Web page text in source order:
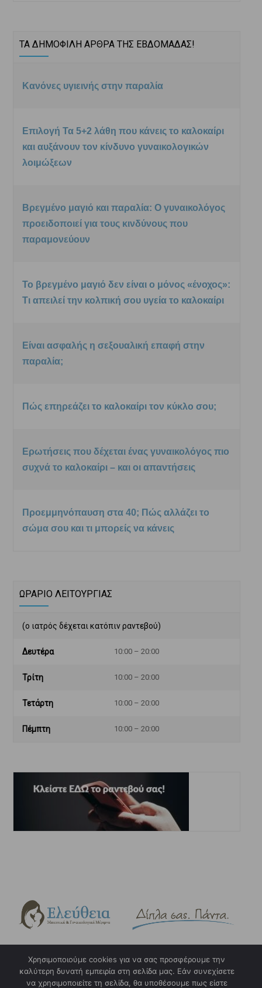
ΤΑ ΔΗΜΟΦΙΛΗ ΑΡΘΡΑ ΤΗΣ ΕΒΔΟΜΑΔΑΣ!
Κανόνες υγιεινής στην παραλία
Επιλογή Τα 5+2 λάθη που κάνεις το καλοκαίρι
και αυξάνουν τον κίνδυνο γυναικολογικών
λοιμώξεων
Βρεγμένο μαγιό και παραλία: Ο γυναικολόγος
προειδοποιεί για τους κινδύνους που
παραμονεύουν
Το βρεγμένο μαγιό δεν είναι ο μόνος «ένοχος»:
Τι απειλεί την κολπική σου υγεία το καλοκαίρι
Είναι ασφαλής η σεξουαλική επαφή στην
παραλία;
Πώς επηρεάζει το καλοκαίρι τον κύκλο σου;
Ερωτήσεις που δέχεται ένας γυναικολόγος πιο
συχνά το καλοκαίρι – και οι απαντήσεις
Προεμμηνόπαυση στα 40; Πώς αλλάζει το
σώμα σου και τι μπορείς να κάνεις
ΩΡΑΡΙΟ ΛΕΙΤΟΥΡΓΙΑΣ
(ο ιατρός δέχεται κατόπιν ραντεβού)
Δευτέρα 10:00 – 20:00
Τρίτη 10:00 – 20:00
Τετάρτη 10:00 – 20:00
Πέμπτη 10:00 – 20:00
Copyright © 2023. eleftheia.gr. Design & Hosting by
w3specialists.com
Χρησιμοποιούμε cookies για να σας προσφέρουμε την
καλύτερη δυνατή εμπειρία στη σελίδα μας. Εάν συνεχίσετε
να χρησιμοποιείτε τη σελίδα, θα υποθέσουμε πως είστε